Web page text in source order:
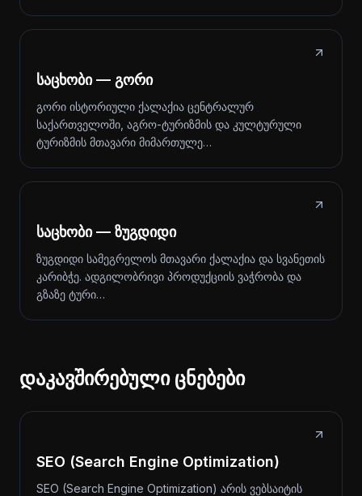
საცხობი — გორი
გორი ისტორიული ქალაქია ცენტრალურ
საქართველოში, აგრო-ტურიზმის და კულტურული
ტურიზმის მთავარი მიმართულე…
საცხობი — ზუგდიდი
ზუგდიდი სამეგრელოს მთავარი ქალაქია და სვანეთის
კარიბჭე. ადგილობრივი პროდუქციის ვაჭრობა და
გზაზე ტური…
დაკავშირებული ცნებები
SEO (Search Engine Optimization)
SEO (Search Engine Optimization) არის ვებსაიტის